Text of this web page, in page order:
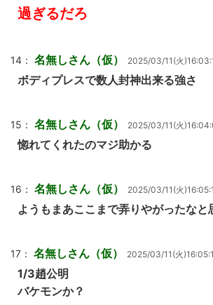
過ぎるだろ
14： 名無しさん（仮） 2025/03/11(火
ボディプレスで数人封神出来る強さ
15： 名無しさん（仮） 2025/03/11(火
惚れてくれたのマジ助かる
16： 名無しさん（仮） 2025/03/11(火
ようもまあここまで弄りやがったなと
17： 名無しさん（仮） 2025/03/11(火
1/3趙公明
バケモンか？